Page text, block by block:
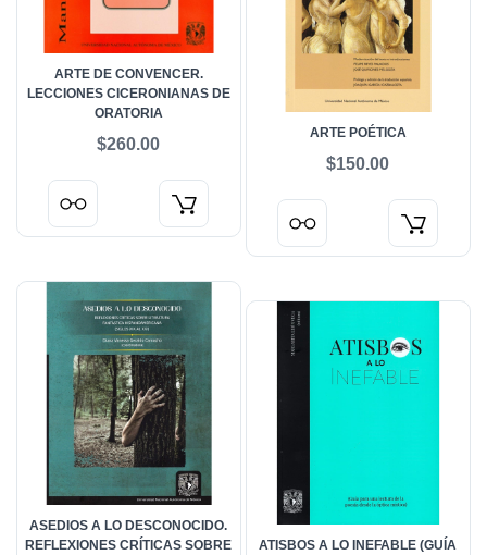
ARTE DE CONVENCER.
LECCIONES CICERONIANAS DE
ORATORIA
$260.00
ARTE POÉTICA
$150.00
ASEDIOS A LO DESCONOCIDO.
REFLEXIONES CRÍTICAS SOBRE
ATISBOS A LO INEFABLE (GUÍA